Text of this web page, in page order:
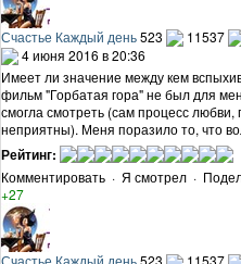
Счастье Каждый день523 11537
4 июня 2016 в 20:36
Имеет ли значение между кем
фильм "Горбатая гора" не был для
смогла смотреть (сам процесс
неприятны). Меня поразило то, что
Рейтинг:
Комментировать · Я смотрел ·
+27
Счастье Каждый день523 11537